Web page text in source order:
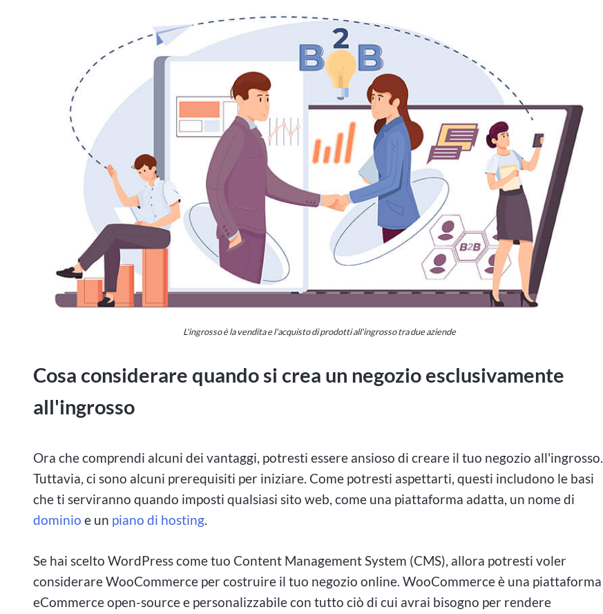
L'ingrosso è la vendita e l'acquisto di prodotti all'ingrosso tra due aziende
Cosa considerare quando si crea un negozio esclusivamente
all'ingrosso
Ora che comprendi alcuni dei vantaggi, potresti essere ansioso di creare il tuo negozio all'ingrosso.
Tuttavia, ci sono alcuni prerequisiti per iniziare. Come potresti aspettarti, questi includono le basi
che ti serviranno quando imposti qualsiasi sito web, come una piattaforma adatta, un nome di
dominio e un piano di hosting.
Se hai scelto WordPress come tuo Content Management System (CMS), allora potresti voler
considerare WooCommerce per costruire il tuo negozio online. WooCommerce è una piattaforma
eCommerce open-source e personalizzabile con tutto ciò di cui avrai bisogno per rendere